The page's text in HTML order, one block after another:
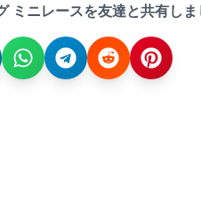
ミニレースを友達と共有し